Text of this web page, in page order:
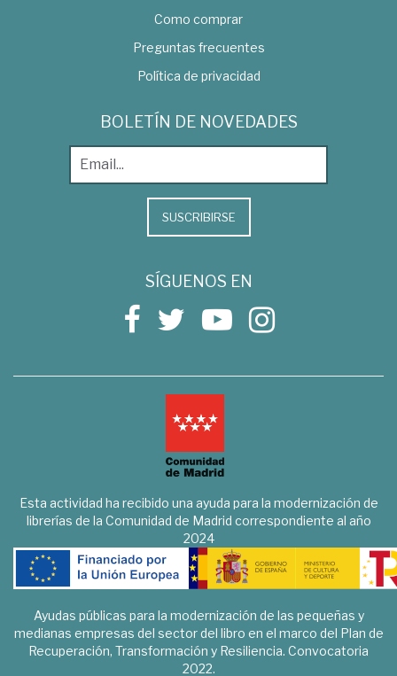
Como comprar
Preguntas frecuentes
Política de privacidad
BOLETÍN DE NOVEDADES
SUSCRIBIRSE
SÍGUENOS EN
Esta actividad ha recibido una ayuda para la modernización de
librerías de la Comunidad de Madrid correspondiente al año
2024
Ayudas públicas para la modernización de las pequeñas y
medianas empresas del sector del libro en el marco del Plan de
Recuperación, Transformación y Resiliencia. Convocatoria
2022.